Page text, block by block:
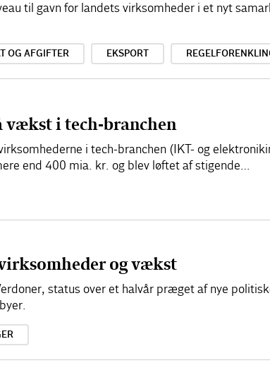
til gavn for landets virksomheder i et nyt
OG AFGIFTER EKSPORT
i tech-branchen
i tech-branchen (IKT- og
end 400 mia. kr. og blev løftet af stigende…
og vækst
status over et halvår præget af nye